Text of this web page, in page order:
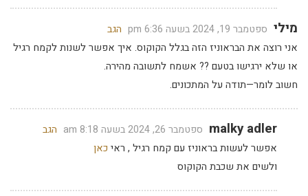
מילי ספטמבר 19, 2024 בשעה 6:36 pm
הגב
אני רוצה את הבראוניז הזה בגלל הקוקוס. איך אפשר לשנות לקמח רגיל
או שלא ירגישו בטעם ?? אשמח לתשובה מהירה.
חשוב לומר—תודה על המתכונים.
malky adler ספטמבר 26, 2024 בשעה 8:18 am
הגב
אפשר לעשות בראוניז עם קמח רגיל , ראי כאן
ולשים את שכבת הקוקוס